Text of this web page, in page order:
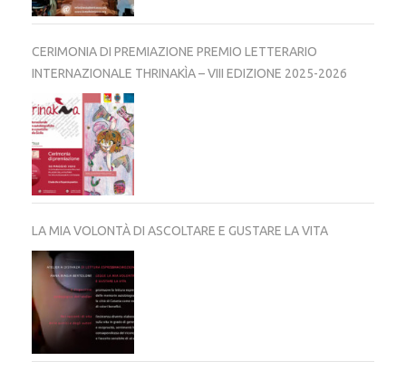
CERIMONIA DI PREMIAZIONE PREMIO LETTERARIO
INTERNAZIONALE THRINAKÌA – VIII EDIZIONE 2025-2026
LA MIA VOLONTÀ DI ASCOLTARE E GUSTARE LA VITA